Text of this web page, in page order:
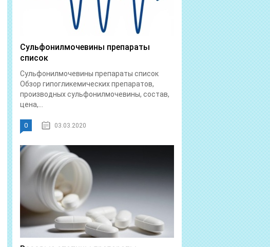
Сульфонилмочевины препараты
список
Сульфонилмочевины препараты список
Обзор гипогликемических препаратов,
производных сульфонилмочевины, состав,
цена,...
0 03.03.2020